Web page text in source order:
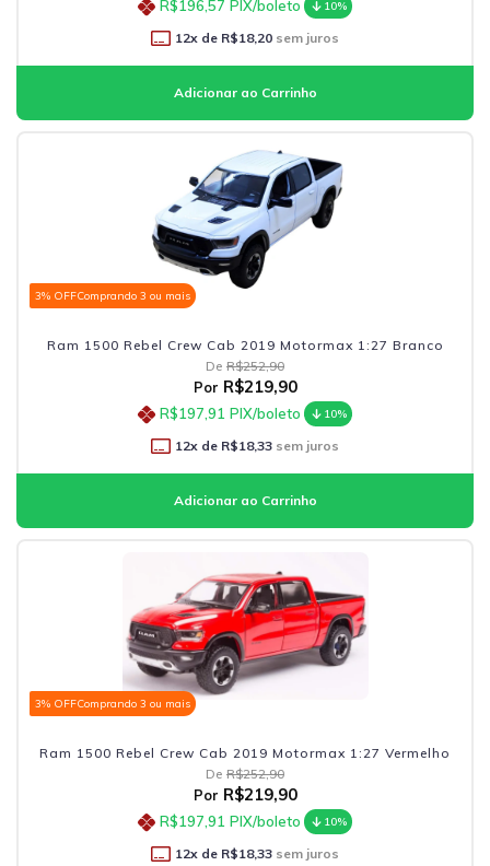
R$196,57 PIX/boleto 10%
12x de R$18,20 sem juros
3% OFFComprando 3 ou mais
Ram 1500 Rebel Crew Cab 2019 Motormax 1:27 Branco
De R$252,90
Por R$219,90
R$197,91 PIX/boleto 10%
12x de R$18,33 sem juros
3% OFFComprando 3 ou mais
Ram 1500 Rebel Crew Cab 2019 Motormax 1:27 Vermelho
De R$252,90
Por R$219,90
R$197,91 PIX/boleto 10%
12x de R$18,33 sem juros